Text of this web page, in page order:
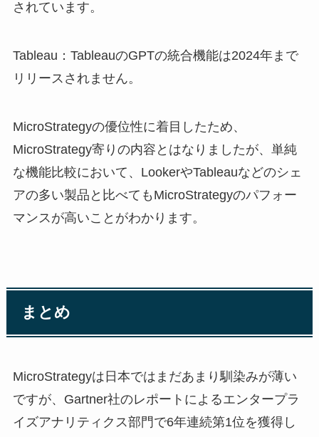
されています。
Tableau：TableauのGPTの統合機能は2024年まで
リリースされません。
MicroStrategyの優位性に着目したため、
MicroStrategy寄りの内容とはなりましたが、単純
な機能比較において、LookerやTableauなどのシェ
アの多い製品と比べてもMicroStrategyのパフォー
マンスが高いことがわかります。
まとめ
MicroStrategyは日本ではまだあまり馴染みが薄い
ですが、Gartner社のレポートによるエンタープラ
イズアナリティクス部門で6年連続第1位を獲得し